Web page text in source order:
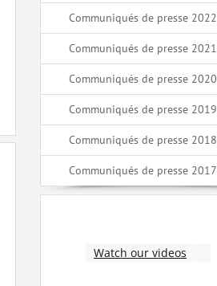
Communiqués de presse 2022
Communiqués de presse 2021
Communiqués de presse 2020
Communiqués de presse 2019
Communiqués de presse 2018
Communiqués de presse 2017
Watch our videos